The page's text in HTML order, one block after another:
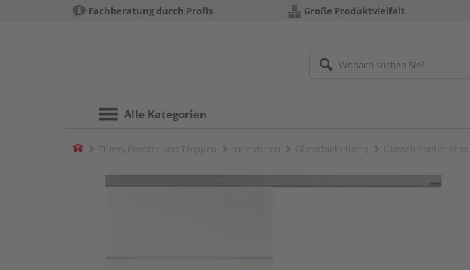
Fachberatung durch Profis Große Produktvielfalt
Alle Kategorien
Home